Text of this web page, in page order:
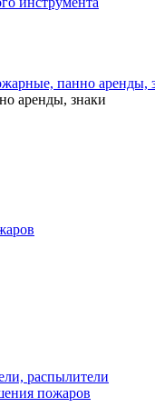
панно аренды,
аренды, знаки
распылители
пожаров